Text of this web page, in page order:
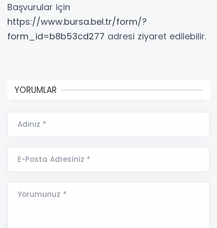
Başvurular için
https://www.bursa.bel.tr/form/?
form_id=b8b53cd277 adresi ziyaret edilebilir.
YORUMLAR
Adınız *
E-Posta Adresiniz *
Yorumunuz *